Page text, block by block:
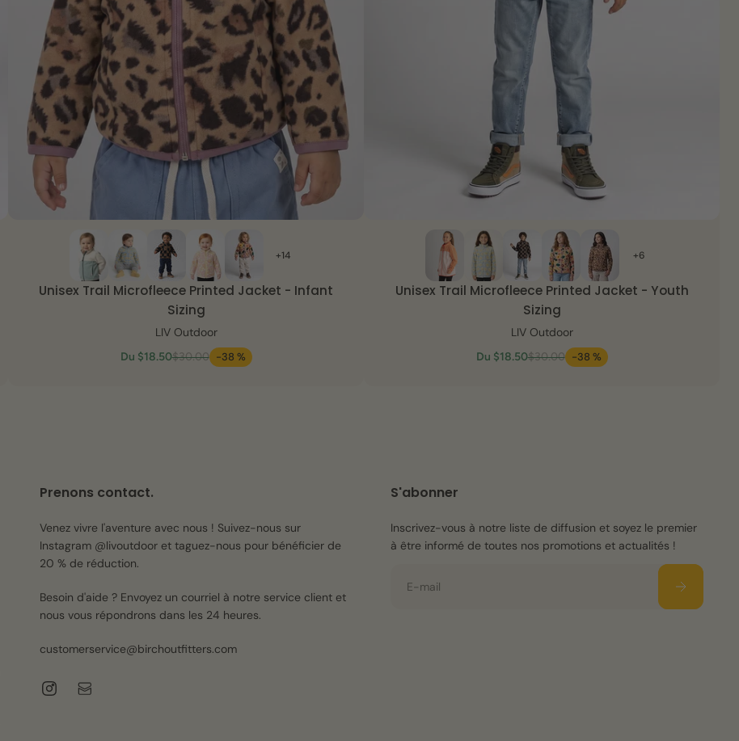
VUE RAPIDE
+14
Unisex Trail Microfleece Printed Jacket - Infant
Sizing
LIV Outdoor
Du $18.50$30.00 -38 %
VUE RAPIDE
+6
Unisex Trail Microfleece Printed Jacket - Youth
Sizing
LIV Outdoor
Du $18.50$30.00 -38 %
Prenons contact.
Venez vivre l'aventure avec nous ! Suivez-nous sur
Instagram @livoutdoor et taguez-nous pour bénéficier de
20 % de réduction.
Besoin d'aide ? Envoyez un courriel à notre service client et
nous vous répondrons dans les 24 heures.
customerservice@birchoutfitters.com
S'abonner
Inscrivez-vous à notre liste de diffusion et soyez le premier
à être informé de toutes nos promotions et actualités !